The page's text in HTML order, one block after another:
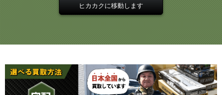
になってしまいましたが査定明細も一つ一つ丁寧
な印象で、明細を見て疑問に思った点をLINEで
質問した際もわかりやすく返信を下さいました。
査定額に納得した上で今回対応して下さったスタ
引用元:ヒカカク